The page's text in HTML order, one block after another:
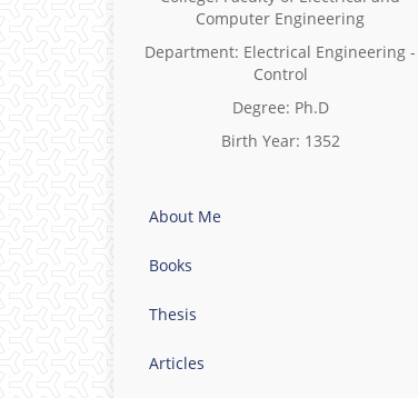
Computer Engineering
Department: Electrical Engineering -
Control
Degree: Ph.D
Birth Year: 1352
About Me
Books
Thesis
Articles